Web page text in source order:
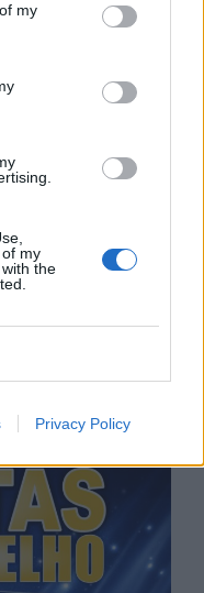
my
my
the
Privacy Policy